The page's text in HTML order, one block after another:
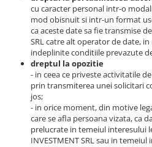
cu caracter personal intr-o
mod obisnuit si intr-un format
ca aceste date sa fie transmise
SRL catre alt operator de date,
indeplinite conditiile prevazute
dreptul la opozitie
- in ceea ce priveste activitatile
prin transmiterea unei solicitari
jos;
- in orice moment, din motive
care se afla persoana vizata, ca
prelucrate in temeiul interesului
INVESTMENT SRL sau in